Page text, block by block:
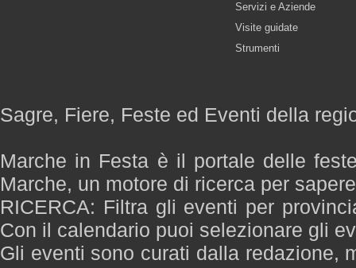
Servizi e Aziende
Visite guidate
Strumenti
Sagre, Fiere, Feste ed Eventi della
Marche in Festa è il portale delle
Marche, un motore di ricerca per
RICERCA: Filtra gli eventi per
Con il calendario puoi selezionare gli
Gli eventi sono curati dalla redazione,